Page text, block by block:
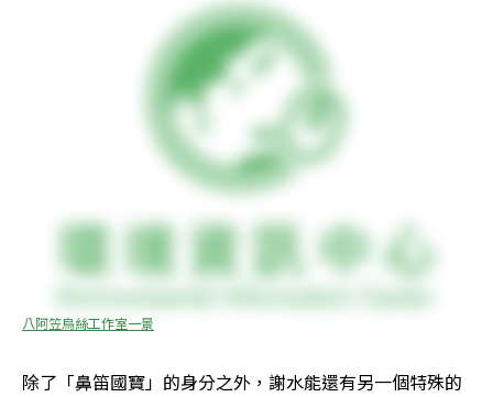
八阿笠烏絲工作室一景
除了「鼻笛國寶」的身分之外，謝水能還有另一個特殊的